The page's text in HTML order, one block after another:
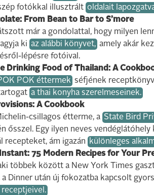
fotókkal illusztrált oldalait
From Bean to Bar to S’more
már a gondolattal, hogy milyen
ki az alábbi könyvet, amely akár
lépésre fotóival.
Drinking Food of Thailand: A
POK éttermek séfjének
a thai konyha szerelmeseinek.
A Cookbook
csillagos étterme, a State Bird
ősszel. Egy ilyen neves
recepteket, ám igazán
különleges
75 Modern Recipes for Your
többek között a New York Times
a Dinner után új fokozatba kapcsolt
receptjeivel.